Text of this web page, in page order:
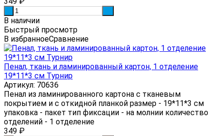
В наличии
Быстрый просмотр
В избранноеСравнение
Пенал, ткань и ламинированный картон, 1 отделение
19*11*3 см Турнир
Артикул: 70636
Пенал из ламинированного картона с тканевым
покрытием и с откидной планкой размер - 19*11*3 см
упаковка - пакет тип фиксации - на молнии количество
отделений - 1 отделение
349 ₽